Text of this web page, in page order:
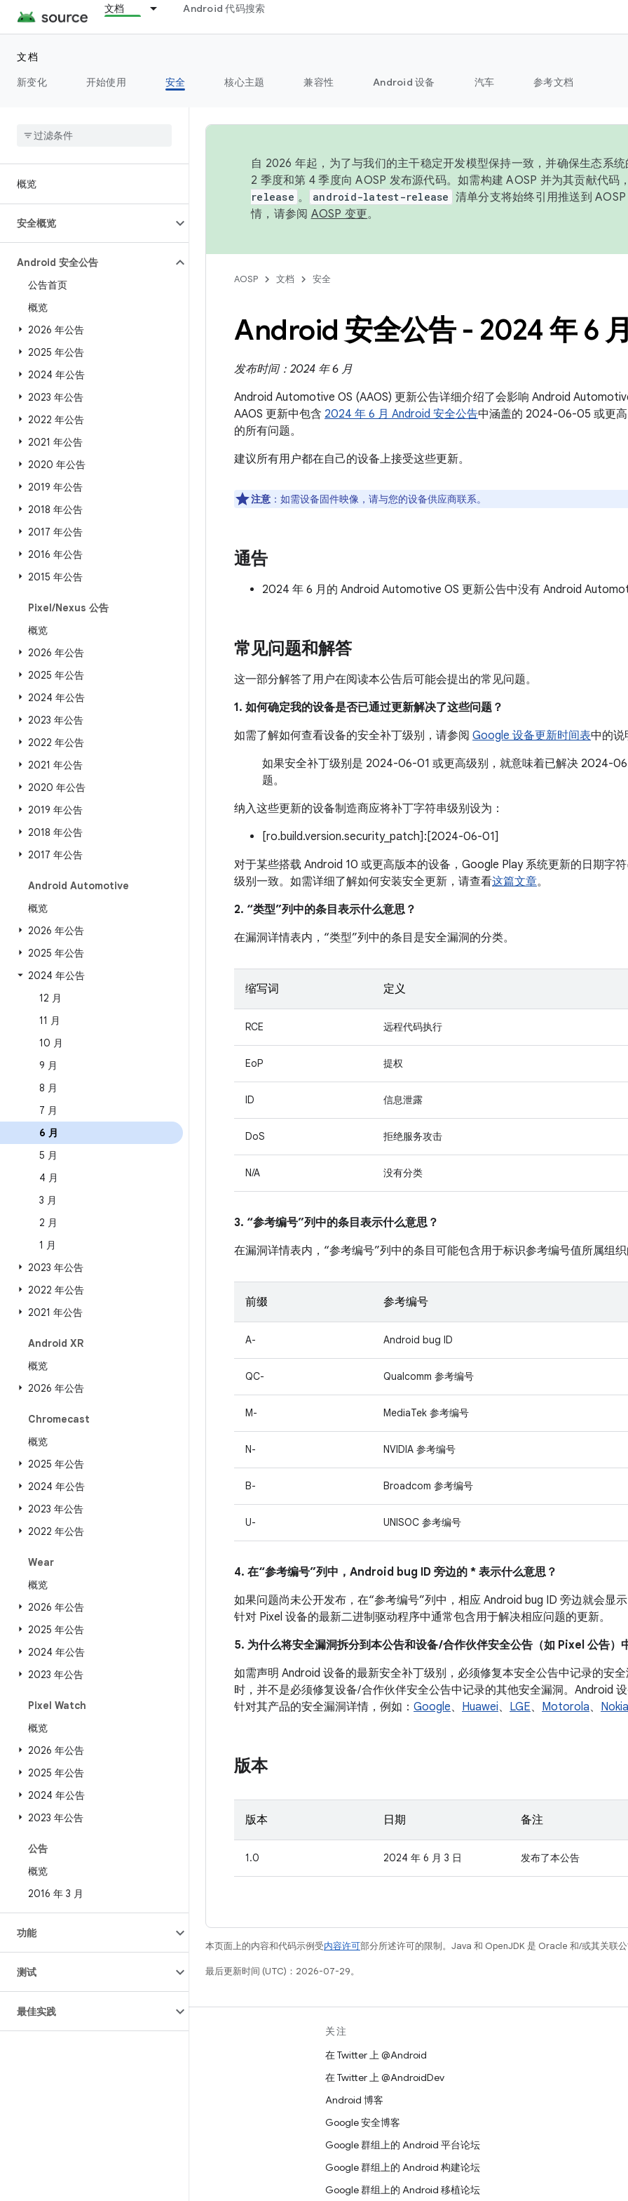
文档 Android 代码搜索
文档
新变化
开始使用 安全 核心主题 兼容性 Android 设备 汽车 参考文档
概览
安全概览
Android 安全公告
公告首页
概览
2026 年公告
2025 年公告
2024 年公告
2023 年公告
2022 年公告
2021 年公告
2020 年公告
2019 年公告
2018 年公告
2017 年公告
2016 年公告
2015 年公告
Pixel/Nexus 公告
概览
2026 年公告
2025 年公告
2024 年公告
2023 年公告
2022 年公告
2021 年公告
2020 年公告
2019 年公告
2018 年公告
2017 年公告
Android Automotive
概览
2026 年公告
2025 年公告
2024 年公告
12 月
11 月
10 月
9 月
8 月
7 月
6 月
5 月
4 月
3 月
2 月
1 月
2023 年公告
2022 年公告
2021 年公告
Android XR
概览
2026 年公告
Chromecast
概览
2025 年公告
2024 年公告
2023 年公告
2022 年公告
Wear
概览
2026 年公告
2025 年公告
2024 年公告
2023 年公告
Pixel Watch
概览
2026 年公告
2025 年公告
2024 年公告
2023 年公告
公告
概览
2016 年 3 月
功能
测试
最佳实践
自 2026 年起，为了与我们的主干稳定开发模型保持一致，并确保生态系
2 季度和第 4 季度向 AOSP 发布源代码。如需构建 AOSP 并为其贡献代码
release 。 android-latest-release 清单分支将始终引用推送到
情，请参阅 AOSP 变更。
AOSP 文档 安全
Android 安全公告 - 2024 年 6
发布时间：2024 年 6 月
Android Automotive OS (AAOS) 更新公告详细介绍了会影响 Android
AAOS 更新中包含 2024 年 6 月 Android 安全公告中涵盖的 2024-06-05 或更
的所有问题。
建议所有用户都在自己的设备上接受这些更新。
注意 ：如需设备固件映像，请与您的设备供应商联系。
通告
2024 年 6 月的 Android Automotive OS 更新公告中没有 Android
常见问题和解答
这一部分解答了用户在阅读本公告后可能会提出的常见问题。
1. 如何确定我的设备是否已通过更新解决了这些问题？
如需了解如何查看设备的安全补丁级别，请参阅 Google 设备更新时间表中的说
如果安全补丁级别是 2024-06-01 或更高级别，就意味着已解决 2024-
题。
纳入这些更新的设备制造商应将补丁字符串级别设为：
[ro.build.version.security_patch]:[2024-06-01]
对于某些搭载 Android 10 或更高版本的设备，Google Play 系统更新的日期字
级别一致。如需详细了解如何安装安全更新，请查看这篇文章。
2. “类型”列中的条目表示什么意思？
在漏洞详情表内，“类型”列中的条目是安全漏洞的分类。
缩写词 定义
RCE 远程代码执行
EoP 提权
ID 信息泄露
DoS 拒绝服务攻击
N/A 没有分类
3. “参考编号”列中的条目表示什么意思？
在漏洞详情表内，“参考编号”列中的条目可能包含用于标识参考编号值所属组
前缀 参考编号
A- Android bug ID
QC- Qualcomm 参考编号
M- MediaTek 参考编号
N- NVIDIA 参考编号
B- Broadcom 参考编号
U- UNISOC 参考编号
4. 在“参考编号”列中，Android bug ID 旁边的 * 表示什么意思？
如果问题尚未公开发布，在“参考编号”列中，相应 Android bug ID 旁边就会显
针对 Pixel 设备的最新二进制驱动程序中通常包含用于解决相应问题的更新。
5. 为什么将安全漏洞拆分到本公告和设备 /合作伙伴安全公告（如 Pixel 公告）
如需声明 Android 设备的最新安全补丁级别，必须修复本安全公告中记录的安
时，并不是必须修复设备/ 合作伙伴安全公告中记录的其他安全漏洞。Android
针对其产品的安全漏洞详情，例如： Google、 Huawei、 LGE、 Motorola、 Nokia
版本
版本 日期 备注
1.0 2024 年 6 月 3 日 发布了本公告
本页面上的内容和代码示例受内容许可部分所述许可的限制。Java 和 OpenJDK 是 Oracle 和/或其关联
最后更新时间 (UTC)：2026-07-29。
构建
关注
在 Twitter 上 @Android
在 Twitter 上 @AndroidDev
Android 博客
Google 安全博客
Google 群组上的 Android 平台论坛
Google 群组上的 Android 构建论坛
Google 群组上的 Android 移植论坛